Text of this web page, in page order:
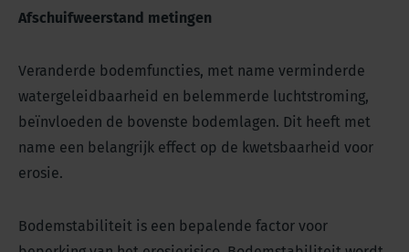
Afschuifweerstand metingen
Veranderde bodemfuncties, met name verminderde
watergeleidbaarheid en belemmerde luchtstroming,
beïnvloeden de bovenste bodemlagen. Dit heeft met
name een belangrijk effect op de kwetsbaarheid voor
erosie.
Bodemstabiliteit is een bepalende factor voor